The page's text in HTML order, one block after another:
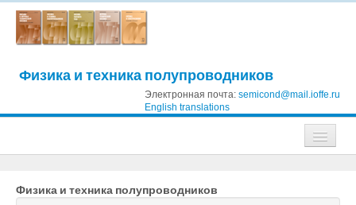
Физика и техника полупроводников
Электронная почта: semicond@mail.ioffe.ru
English translations
Журнал технической физики
Физика и техника полупроводников